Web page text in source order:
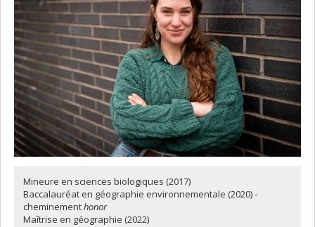
Mineure en sciences biologiques (2017)
Baccalauréat en géographie environnementale (2020) -
cheminementhonor
Maîtrise en géographie (2022)